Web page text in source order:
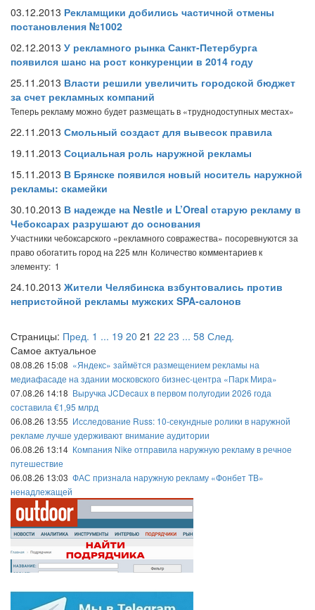
03.12.2013 Рекламщики добились частичной отмены
постановления №1002
02.12.2013 У рекламного рынка Санкт-Петербурга
появился шанс на рост конкуренции в 2014 году
25.11.2013 Власти решили увеличить городской бюджет
за счет рекламных компаний
Теперь рекламу можно будет размещать в «труднодоступных местах»
22.11.2013 Смольный создаст для вывесок правила
19.11.2013 Социальная роль наружной рекламы
15.11.2013 В Брянске появился новый носитель наружной
рекламы: скамейки
30.10.2013 В надежде на Nestle и L’Oreal старую рекламу в
Чебоксарах разрушают до основания
Участники чебоксарского «рекламного совражества» посоревнуются за
право обогатить город на 225 млн Количество комментариев к
элементу: 1
24.10.2013 Жители Челябинска взбунтовались против
непристойной рекламы мужских SPA-салонов
Страницы: Пред. 1 ... 19 20 21 22 23 ... 58 След.
Самое актуальное
08.08.26 15:08 «Яндекс» займётся размещением рекламы на
медиафасаде на здании московского бизнес-центра «Парк Мира»
07.08.26 14:18 Выручка JCDecaux в первом полугодии 2026 года
составила €1,95 млрд
06.08.26 13:55 Исследование Russ: 10-секундные ролики в наружной
рекламе лучше удерживают внимание аудитории
06.08.26 13:14 Компания Nike отправила наружную рекламу в речное
путешествие
06.08.26 13:03 ФАС признала наружную рекламу «Фонбет ТВ»
ненадлежащей